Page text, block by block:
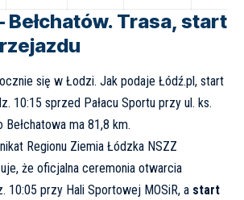
Bełchatów. Trasa, start
się w Łodzi. Jak podaje Łódź.pl, start
10:15 sprzed Pałacu Sportu przy ul. ks.
Bełchatowa ma 81,8 km.
Regionu Ziemia Łódzka NSZZ
że oficjalna ceremonia otwarcia
10:05 przy Hali Sportowej MOSiR, a start